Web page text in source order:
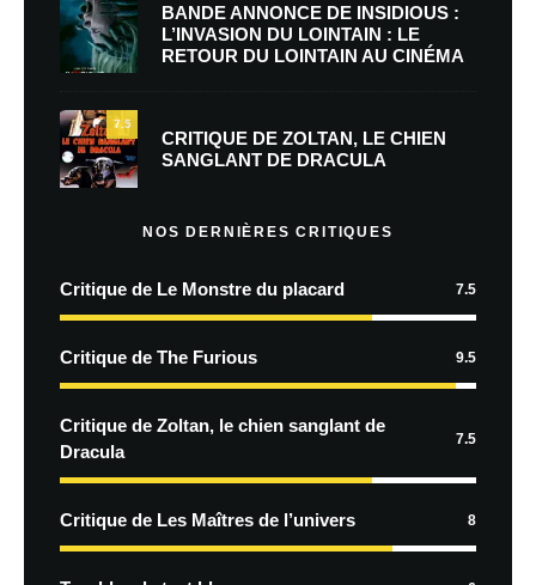
BANDE ANNONCE DE INSIDIOUS :
L’INVASION DU LOINTAIN : LE
RETOUR DU LOINTAIN AU CINÉMA
7.5
CRITIQUE DE ZOLTAN, LE CHIEN
SANGLANT DE DRACULA
NOS DERNIÈRES CRITIQUES
Critique de Le Monstre du placard 7.5
Critique de The Furious 9.5
Critique de Zoltan, le chien sanglant de
Dracula
7.5
Critique de Les Maîtres de l’univers 8